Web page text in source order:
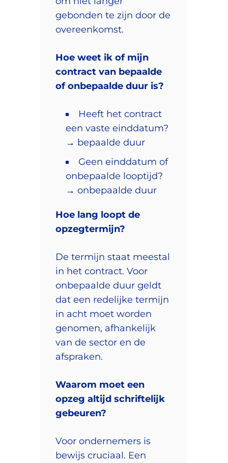
gebonden te zijn door de
overeenkomst.
Hoe weet ik of mijn
contract van bepaalde
of onbepaalde duur is?
Heeft het contract
een vaste einddatum?
→ bepaalde duur
Geen einddatum of
onbepaalde looptijd?
→ onbepaalde duur
Hoe lang loopt de
opzegtermijn?
De termijn staat meestal
in het contract. Voor
onbepaalde duur geldt
dat een redelijke termijn
in acht moet worden
genomen, afhankelijk
van de sector en de
afspraken.
Waarom moet een
opzeg altijd schriftelijk
gebeuren?
Voor ondernemers is
bewijs cruciaal. Een